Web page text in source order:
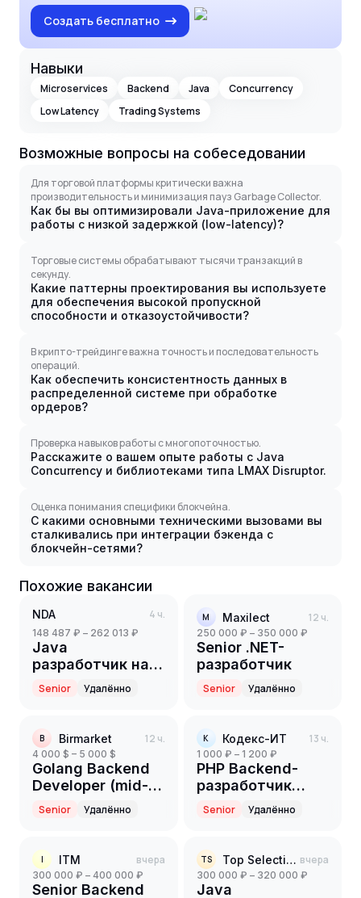
Создать бесплатно
Навыки
Microservices Backend Java
Concurrency
Low Latency
Trading Systems
Возможные вопросы на собеседовании
Для торговой платформы критически важна
производительность и минимизация пауз Garbage Collector.
Как бы вы оптимизировали Java-приложение для
работы с низкой задержкой (low-latency)?
Торговые системы обрабатывают тысячи транзакций в
секунду.
Какие паттерны проектирования вы используете
для обеспечения высокой пропускной
способности и отказоустойчивости?
В крипто-трейдинге важна точность и последовательность
операций.
Как обеспечить консистентность данных в
распределенной системе при обработке
ордеров?
Проверка навыков работы с многопоточностью.
Расскажите о вашем опыте работы с Java
Concurrency и библиотеками типа LMAX Disruptor.
Оценка понимания специфики блокчейна.
С какими основными техническими вызовами вы
сталкивались при интеграции бэкенда с
блокчейн-сетями?
Похожие вакансии
NDA 4 ч.
148 487 ₽ – 262 013 ₽
Java
разработчик на
партнерский
проект(ритейл)
Senior Удалённо
M Maxilect 12 ч.
250 000 ₽ – 350 000 ₽
Senior .NET-
разработчик
Senior Удалённо
B Birmarket 12 ч.
4 000 $ – 5 000 $
Golang Backend
Developer (mid-
senior)
Senior Удалённо
К Кодекс-ИТ 13 ч.
1 000 ₽ – 1 200 ₽
PHP Backend-
разработчик
(Part-time)
Senior Удалённо
I ITM вчера
300 000 ₽ – 400 000 ₽
Senior Backend
TS Top Selection вчера
300 000 ₽ – 320 000 ₽
Java